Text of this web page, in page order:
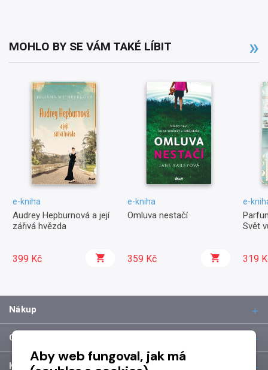
MOHLO BY SE VÁM TAKÉ LÍBIT
e-kniha
Audrey Hepburnová a její
zářivá hvězda
399 Kč
e-kniha
Omluva nestačí
359 Kč
e-
Svět
319
Nákup
O společnosti
Kontakt
Aby web fungoval, jak má